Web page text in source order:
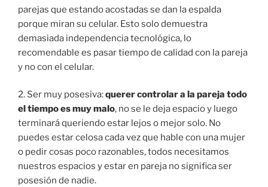
parejas que estando acostadas se dan la espalda
porque miran su celular. Esto solo demuestra
demasiada independencia tecnológica, lo
recomendable es pasar tiempo de calidad con la pareja
y no con el celular.
2. Ser muy posesiva:querer controlar a la pareja todo
el tiempo es muy malo, no se le deja espacio y luego
terminará queriendo estar lejos o mejor solo. No
puedes estar celosa cada vez que hable con una mujer
o pedir cosas poco razonables, todos necesitamos
nuestros espacios y estar en pareja no significa ser
posesión de nadie.